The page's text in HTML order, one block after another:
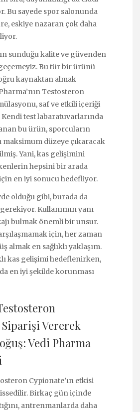
Bu sayede spor salonunda
eskiye nazaran çok daha
sunduğu kalite ve güvenden
Bu tür bir ürünü
kaynaktan almak
Testosteron
saf ve etkili içeriği
Kendi test labaratuvarlarında
bu ürün, sporcuların
maksimum düzeye çıkaracak
Yani, kas gelişimini
hepsini bir arada
en iyi sonucu hedefliyor.
olduğu gibi, burada da
Kullanımın yanı
bulmak önemli bir unsur.
için, her zaman
almak en sağlıklı yaklaşım.
kas gelişimi hedeflenirken,
en iyi şekilde korunması
Vererek
Vedi Pharma
Cypionate’ın etkisi
Birkaç gün içinde
antrenmanlarda daha